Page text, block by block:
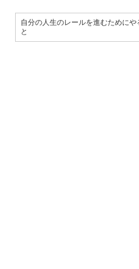
自分の人生のレールを進むためにや
と